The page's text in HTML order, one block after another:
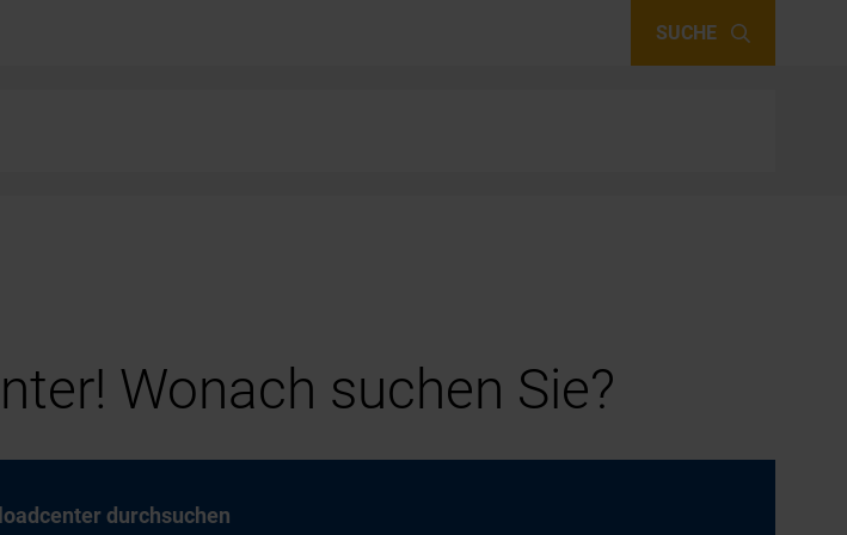
SUCHE
Wonach suchen Sie?
durchsuchen